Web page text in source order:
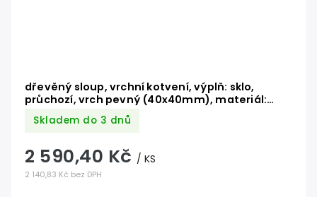
dřevěný sloup, vrchní kotvení, výplň: sklo,
průchozí, vrch pevný (40x40mm), materiál:
buk, broušený povrch bez nátěru
Skladem do 3 dnů
2 140,83 Kč bez DPH
2 590,40 Kč / KS